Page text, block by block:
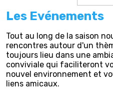
Les Evénements
Tout au long de la saison
rencontres autour d'un
toujours lieu dans une
conviviale qui faciliteront
nouvel environnement et
liens amicaux.